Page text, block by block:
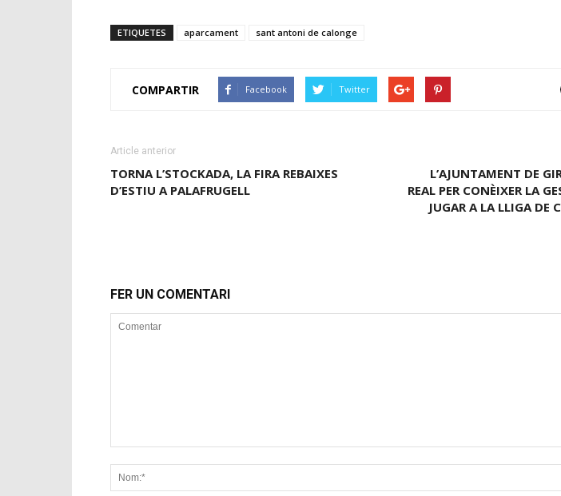
ETIQUETES aparcament sant antoni de calonge
COMPARTIR Facebook Twitter
Article anterior
TORNA L’STOCKADA, LA FIRA REBAIXES
D’ESTIU A PALAFRUGELL
L’AJUNTAMENT DE
REAL PER CONÈIXER LA
JUGAR A LA LLIGA DE
FER UN COMENTARI